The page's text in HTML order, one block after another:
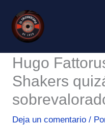
contenido
Hugo
Shakers
Deja un comentario /